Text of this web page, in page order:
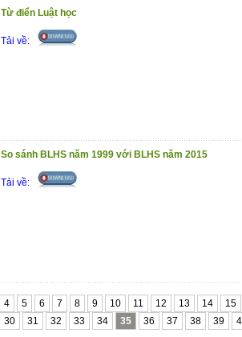
Từ điển Luật học
Tải về:
So sánh BLHS năm 1999 với BLHS năm 2015
Tải về:
4 5 6 7 8 9 10 11 12 13 14
15
30 31 32 33 34 35 36 37 38 39